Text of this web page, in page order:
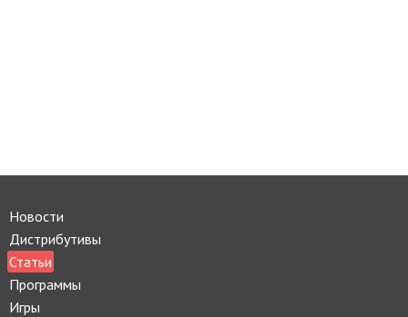
Новости
Дистрибутивы
Статьи
Программы
Игры